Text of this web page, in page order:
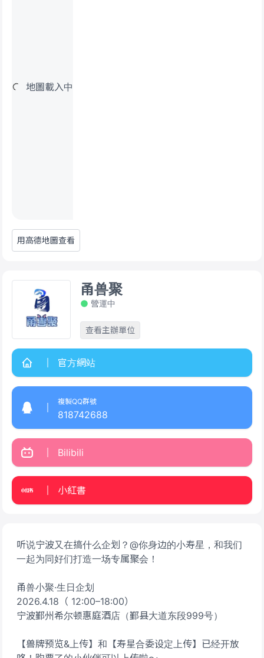
地圖載入中
用高德地圖查看
听说宁波又在搞什么企划？@你身边的小寿星，和我们
一起为同好们打造一场专属聚会！
甬兽小聚·生日企划
2026.4.18（ 12:00–18:00）
宁波鄞州希尔顿惠庭酒店（鄞县大道东段999号）
【兽牌预览&上传】和【寿星合委设定上传】已经开放
甬兽聚
營運中
查看主辦單位
官方網站
複製QQ群號
818742688
Bilibili
小紅書